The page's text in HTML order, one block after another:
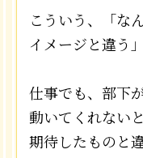
こういう、「な
イメージと違う
仕事でも、部下
動いてくれない
期待したものと